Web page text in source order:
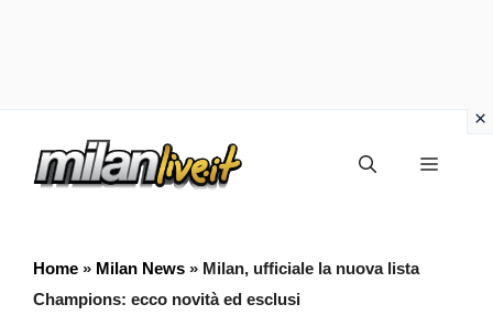
Menu
Home » Milan News » Milan, ufficiale la nuova lista
Champions: ecco novità ed esclusi